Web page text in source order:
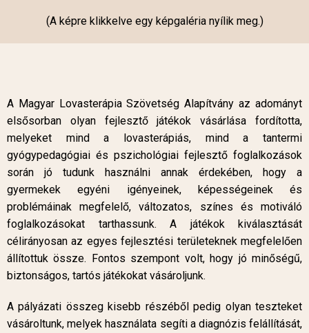
(A képre klikkelve egy képgaléria nyílik meg.)
A Magyar Lovasterápia Szövetség Alapítvány az adományt
elsősorban olyan fejlesztő játékok vásárlása fordította,
melyeket mind a lovasterápiás, mind a tantermi
gyógypedagógiai és pszichológiai fejlesztő foglalkozások
során jó tudunk használni annak érdekében, hogy a
gyermekek egyéni igényeinek, képességeinek és
problémáinak megfelelő, változatos, színes és motiváló
foglalkozásokat tarthassunk. A játékok kiválasztását
célirányosan az egyes fejlesztési területeknek megfelelően
állítottuk össze. Fontos szempont volt, hogy jó minőségű,
biztonságos, tartós játékokat vásároljunk.
A pályázati összeg kisebb részéből pedig olyan teszteket
vásároltunk, melyek használata segíti a diagnózis felállítását,